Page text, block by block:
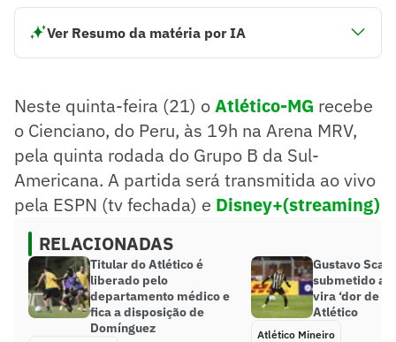
Ver Resumo da matéria por IA
ESPN (tv fechada) e Disney+(streaming)
Resumo supervisionado pelo jornalista!
Neste quinta-feira (21) oAtlético-MG recebe
o Cienciano, do Peru, às 19h na Arena MRV,
pela quinta rodada do Grupo B da Sul-
Americana. A partida será transmitida ao vivo
pela ESPN (tv fechada) e Disney+(streaming)
RELACIONADAS
Titular do Atlético é
liberado pelo
departamento médico e
fica a disposição de
Domínguez
Gustavo
submetido a
vira ‘dor de
Atlético
Atlético Mineiro